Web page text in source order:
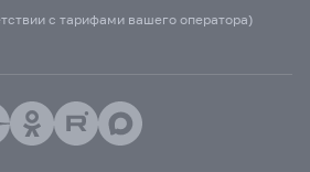
с тарифами вашего оператора)